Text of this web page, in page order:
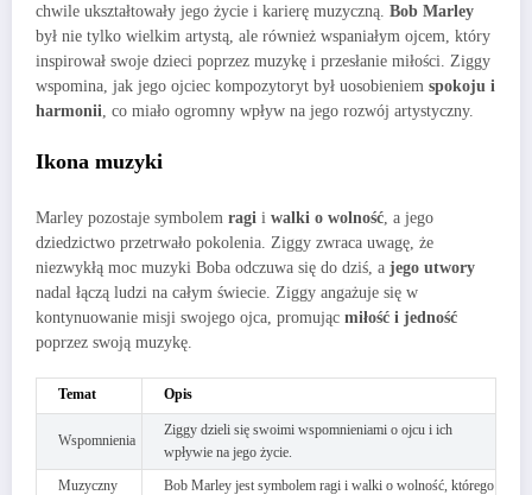
chwile ukształtowały jego życie i karierę muzyczną. Bob Marley
był nie tylko wielkim artystą, ale również wspaniałym ojcem, który
inspirował swoje dzieci poprzez muzykę i przesłanie miłości. Ziggy
wspomina, jak jego ojciec kompozytoryt był uosobieniem spokoju i
harmonii , co miało ogromny wpływ na jego rozwój artystyczny.
Ikona muzyki
Marley pozostaje symbolem ragi i walki o wolność , a jego
dziedzictwo przetrwało pokolenia. Ziggy zwraca uwagę, że
niezwykłą moc muzyki Boba odczuwa się do dziś, a jego utwory
nadal łączą ludzi na całym świecie. Ziggy angażuje się w
kontynuowanie misji swojego ojca, promując miłość i jedność
poprzez swoją muzykę.
Temat Opis
Wspomnienia
Ziggy dzieli się swoimi wspomnieniami o ojcu i ich
wpływie na jego życie.
Muzyczny
Bob Marley jest symbolem ragi i walki o wolność, którego